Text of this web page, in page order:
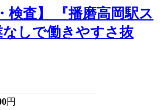
検査】 『播磨高岡駅ス
しで働きやすさ抜
円